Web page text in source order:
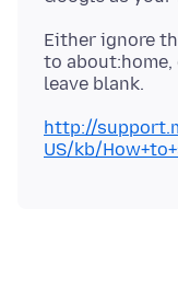
Either ignore
to
http://
US/kb/